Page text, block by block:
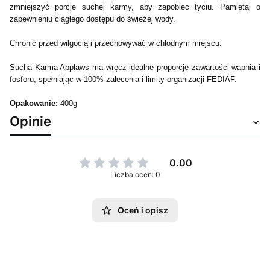
zmniejszyć porcje suchej karmy, aby zapobiec tyciu. Pamiętaj o
zapewnieniu ciągłego dostępu do świeżej wody.
Chronić przed wilgocią i przechowywać w chłodnym miejscu.
Sucha Karma Applaws ma wręcz idealne proporcje zawartości wapnia i
fosforu, spełniając w 100% zalecenia i limity organizacji FEDIAF.
Opakowanie: 400g
Opinie
0.00
Liczba ocen: 0
Oceń i opisz